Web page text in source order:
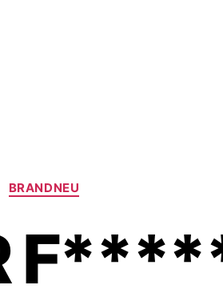
Kategorien
BRANDNEU